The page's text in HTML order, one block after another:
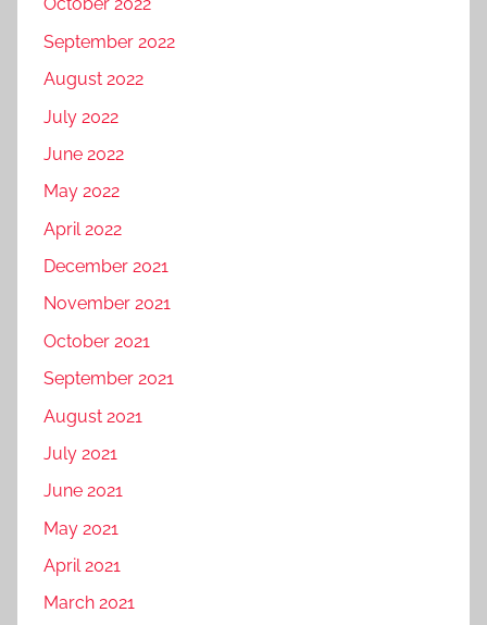
October 2022
September 2022
August 2022
July 2022
June 2022
May 2022
April 2022
December 2021
November 2021
October 2021
September 2021
August 2021
July 2021
June 2021
May 2021
April 2021
March 2021